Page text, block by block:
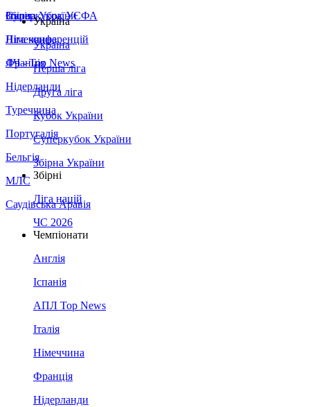
Збірна України
Італія
Німеччина
Франція
Нідерланди
Туреччина
Португалія
Бельгія
МЛС
Саудівська Аравія
Суперкубок УЄФА
Ліга конференцій
ЛЧ - Top News
Україна
Україна
Перша ліга
Друга ліга
Кубок України
Суперкубок України
Збірна України
Збірні
Ліга націй
ЧС 2026
Чемпіонати
Англія
Іспанія
АПЛ Top News
Італія
Німеччина
Франція
Нідерланди